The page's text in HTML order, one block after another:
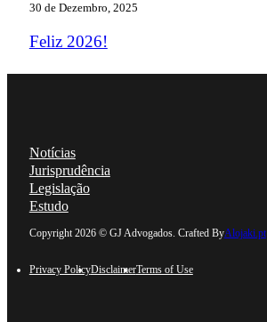
30 de Dezembro, 2025
Feliz 2026!
Notícias
Jurisprudência
Legislação
Estudo
Copyright 2026 © GJ Advogados. Crafted ByAlojaki.pt
Privacy PolicyDisclaimerTerms of Use